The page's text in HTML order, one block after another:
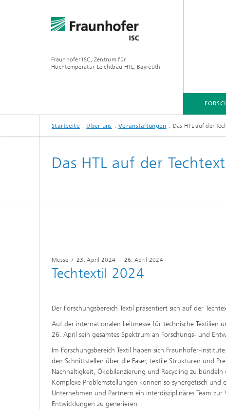
Fraunhofer ISC, Zentrum für
Hochtemperatur-Leichtbau HTL, Bayreuth
FORSCHUNGSSCHWERPUNKTE
(TOM)
ANWENDUNGEN
Startseite Über uns Veranstaltungen Das HTL auf der
Das HTL auf der
Messe / 23. April 2024 - 26. April 2024
Techtextil 2024
Der Forschungsbereich Textil präsentiert sich auf der
Auf der internationalen Leitmesse für technische Textilien
26. April sein gesamtes Spektrum an Forschungs- und
Im Forschungsbereich Textil haben sich Fraunhofer-
den Schnittstellen über die Faser, textile Strukturen und
Nachhaltigkeit, Ökobilanzierung und Recycling zu
Komplexe Problemstellungen können so synergetisch
Unternehmen und Partnern ein interdisziplinäres Team
Entwicklungen zu generieren.